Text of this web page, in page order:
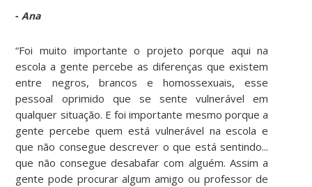
-Ana
“Foi muito importante o projeto porque aqui na
escola a gente percebe as diferenças que existem
entre negros, brancos e homossexuais, esse
pessoal oprimido que se sente vulnerável em
qualquer situação. E foi importante mesmo porque a
gente percebe quem está vulnerável na escola e
que não consegue descrever o que está sentindo...
que não consegue desabafar com alguém. Assim a
gente pode procurar algum amigo ou professor de